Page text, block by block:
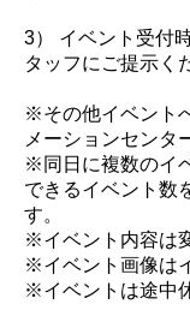
3） イベント受付
タッフにご提示く
※その他イベント
メーションセンタ
※同日に複数のイ
できるイベント数
す。
※イベント内容は
※イベント画像は
※イベントは途中